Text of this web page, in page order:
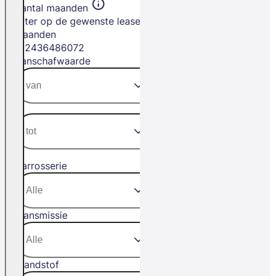
Aantal maanden
Filter op de gewenste leasetermijn in
maanden
2436486072
Aanschafwaarde
Carrosserie
Transmissie
Brandstof